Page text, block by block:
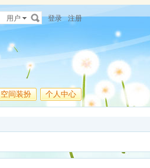
用户 登录 注册
空间装扮 个人中心